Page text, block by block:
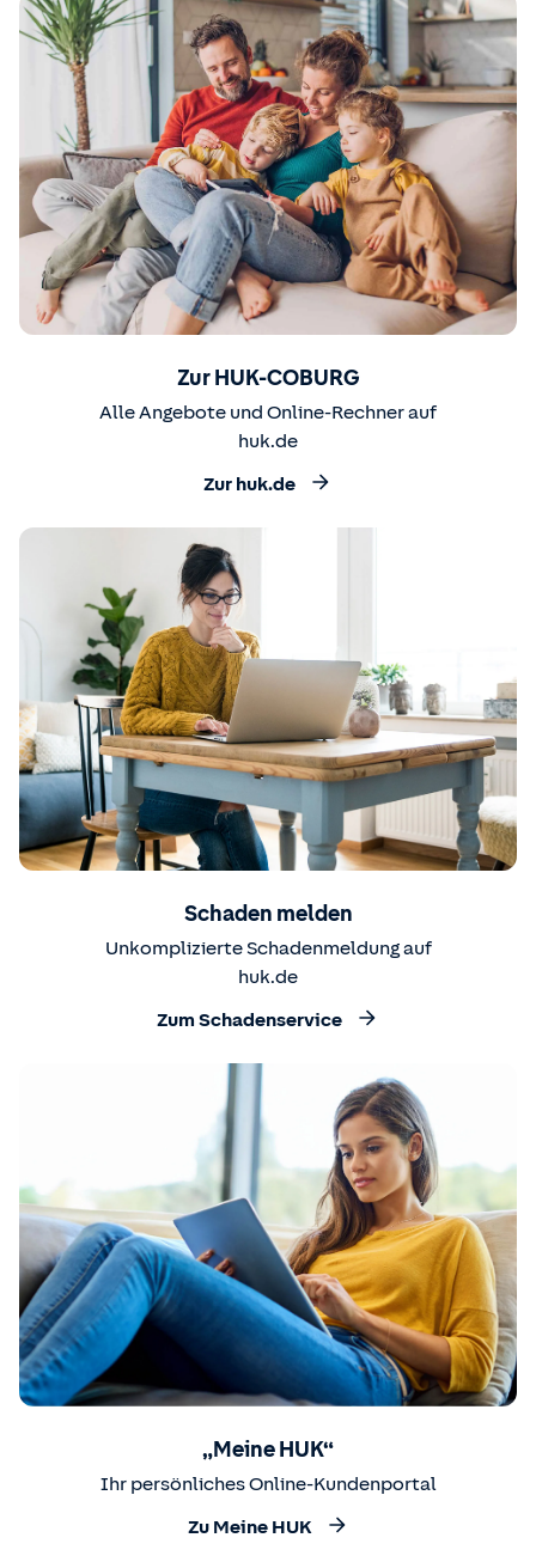
Zur HUK-COBURG
Alle Angebote und Online-Rechner auf
huk.de
Zur huk.de
Schaden melden
Unkomplizierte Schadenmeldung auf
huk.de
Zum Schadenservice
„Meine HUK“
Ihr persönliches Online-Kundenportal
Zu Meine HUK